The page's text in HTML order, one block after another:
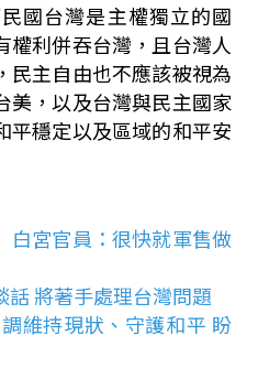
國台灣是主權獨立的國
權利併吞台灣，且台灣人
民主自由也不應該被視為
美，以及台灣與民主國家
平穩定以及區域的和平安
宮官員：很快就軍售做
話 將著手處理台灣問題
維持現狀、守護和平 盼